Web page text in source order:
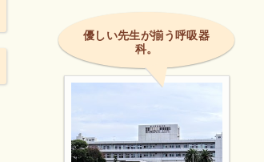
優しい先生が揃う呼吸器
科。